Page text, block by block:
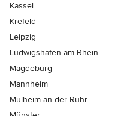
Kassel
Krefeld
Leipzig
Ludwigshafen-am-Rhein
Magdeburg
Mannheim
Mülheim-an-der-Ruhr